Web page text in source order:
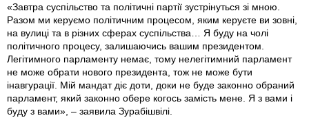
«Завтра суспільство та політичні партії зустрінуться зі мною.
Разом ми керуємо політичним процесом, яким керуєте ви зовні,
на вулиці та в різних сферах суспільства… Я буду на чолі
політичного процесу, залишаючись вашим президентом.
Легітимного парламенту немає, тому нелегітимний парламент
не може обрати нового президента, тож не може бути
інавгурації. Мій мандат діє доти, доки не буде законно обраний
парламент, який законно обере когось замість мене. Я з вами і
буду з вами», – заявила Зурабішвілі.